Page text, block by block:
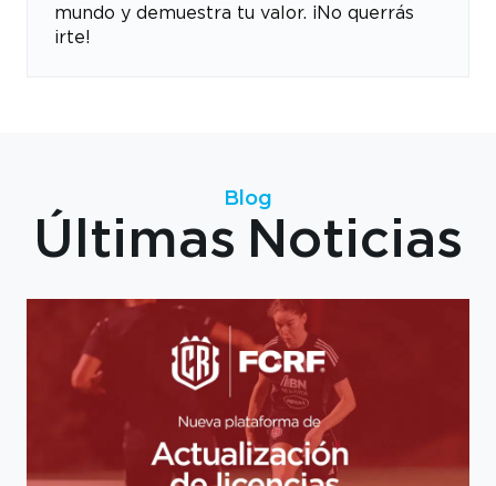
mundo y demuestra tu valor. ¡No querrás
irte!
Blog
Últimas Noticias